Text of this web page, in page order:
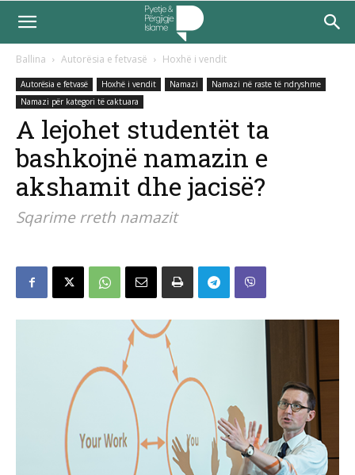
Ballina Autorësia e fetvasë Hoxhë i vendit
Autorësia e fetvasë Hoxhë i vendit Namazi
Namazi në raste të ndryshme
Namazi për kategori të caktuara
A lejohet studentët ta
bashkojnë namazin e
akshamit dhe jacisë?
Sqarime rreth namazit